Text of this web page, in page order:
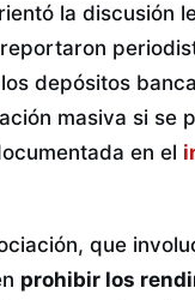
la discusión
depósitos
masiva si se
en el
que
prohibir los